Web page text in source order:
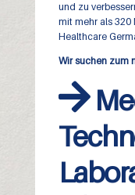
und zu
mit mehr als 320
Healthcare
Wir suchen zum